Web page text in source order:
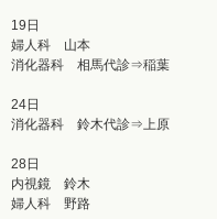
19日
婦人科 山本
消化器科 相馬代診⇒稲葉
24日
消化器科 鈴木代診⇒上原
28日
内視鏡 鈴木
婦人科 野路